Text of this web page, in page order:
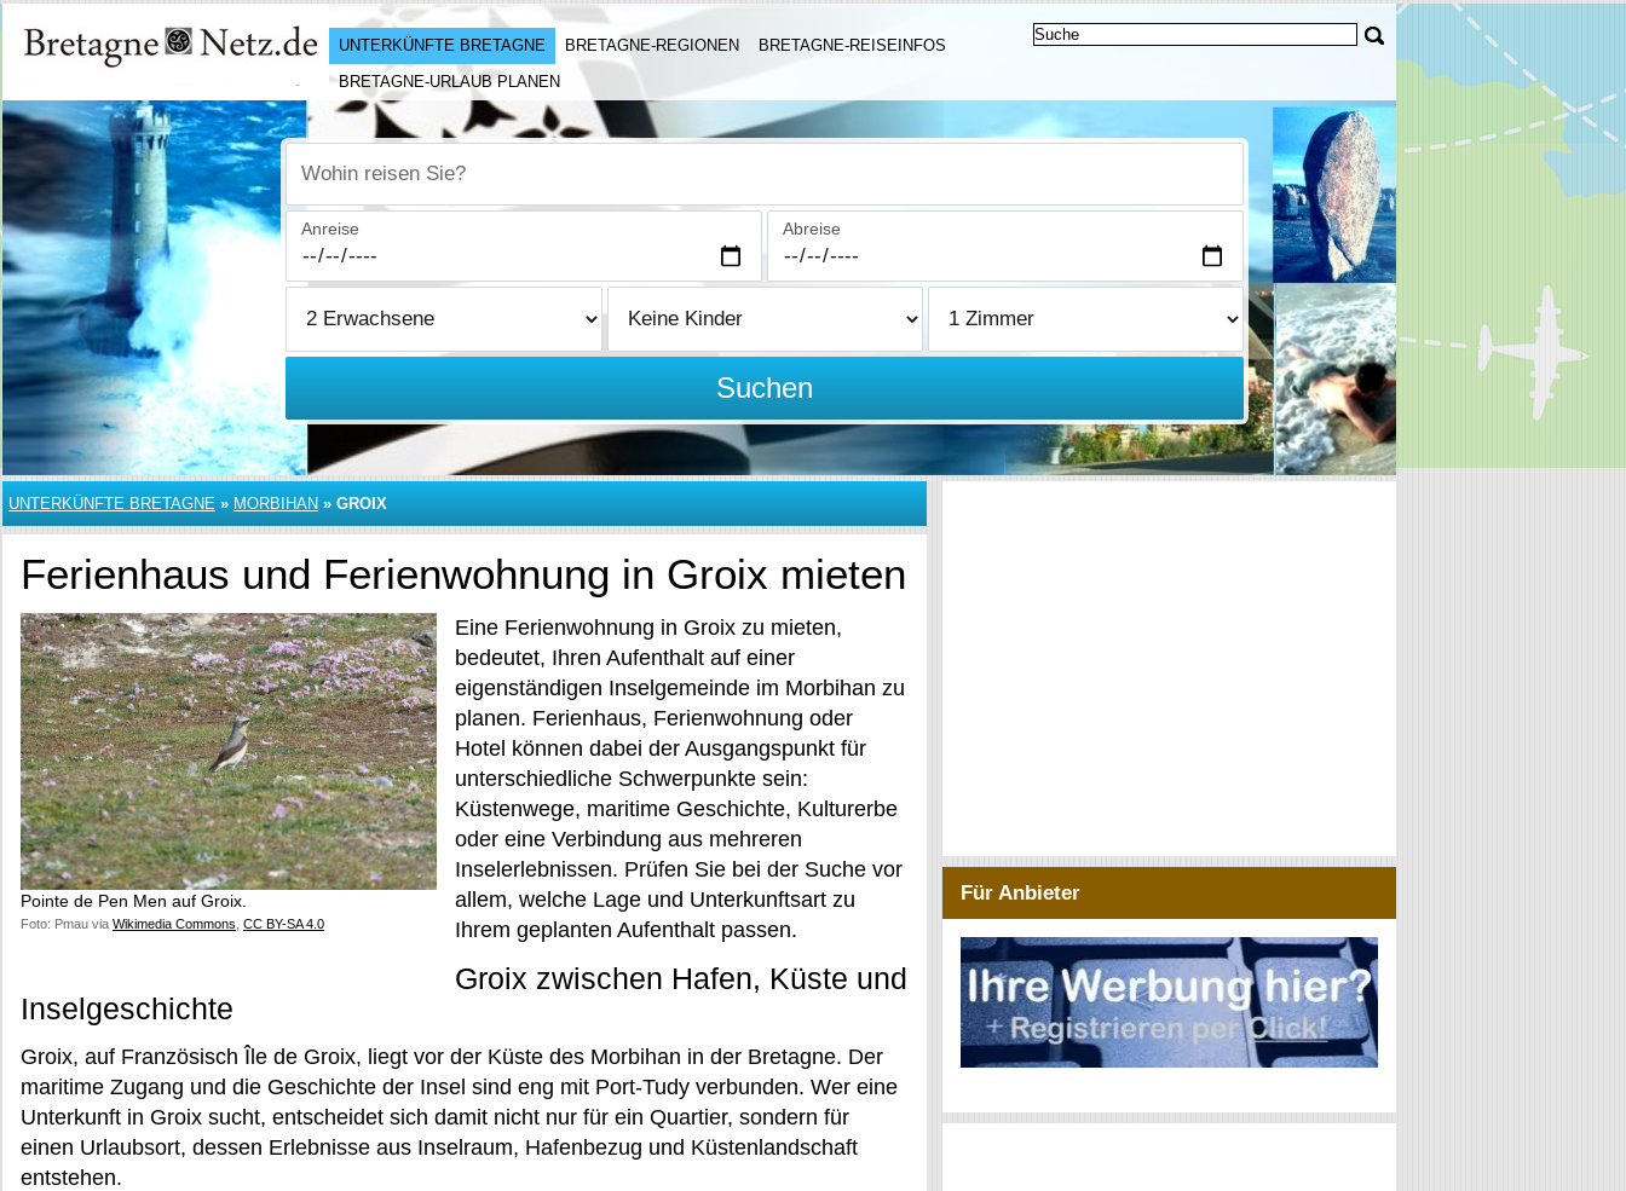
UNTERKÜNFTE BRETAGNE BRETAGNE-REGIONEN
BRETAGNE-REISEINFOS
BRETAGNE-URLAUB PLANEN
Wohin reisen Sie?
Anreise Abreise
Suchen
UNTERKÜNFTE BRETAGNE » MORBIHAN » GROIX
Ferienhaus und Ferienwohnung in Groix mieten
Pointe de Pen Men auf Groix.
Foto: Pmau via Wikimedia Commons CC BY-SA 4.0
Eine Ferienwohnung in Groix zu mieten,
bedeutet, Ihren Aufenthalt auf einer
eigenständigen Inselgemeinde im Morbihan zu
planen. Ferienhaus, Ferienwohnung oder
Hotel können dabei der Ausgangspunkt für
unterschiedliche Schwerpunkte sein:
Küstenwege, maritime Geschichte, Kulturerbe
oder eine Verbindung aus mehreren
Inselerlebnissen. Prüfen Sie bei der Suche vor
allem, welche Lage und Unterkunftsart zu
Ihrem geplanten Aufenthalt passen.
Groix zwischen Hafen, Küste und
Inselgeschichte
Groix, auf Französisch Île de Groix, liegt vor der Küste des Morbihan in der Bretagne. Der
maritime Zugang und die Geschichte der Insel sind eng mit Port-Tudy verbunden. Wer eine
Unterkunft in Groix sucht, entscheidet sich damit nicht nur für ein Quartier, sondern für
einen Urlaubsort, dessen Erlebnisse aus Inselraum, Hafenbezug und Küstenlandschaft
entstehen.
Für Anbieter